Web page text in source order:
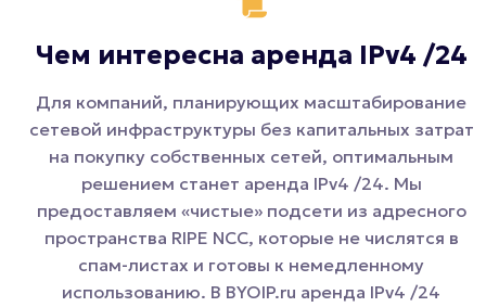
Чем интересна аренда IPv4 /24
Для компаний, планирующих масштабирование
сетевой инфраструктуры без капитальных затрат
на покупку собственных сетей, оптимальным
решением станет аренда IPv4 /24. Мы
предоставляем «чистые» подсети из адресного
пространства RIPE NCC, которые не числятся в
спам-листах и готовы к немедленному
использованию. В BYOIP.ru аренда IPv4 /24